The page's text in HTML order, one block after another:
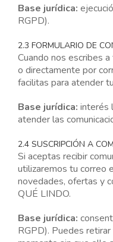
Base jurídica:
RGPD).
2.3 FORMULARIO DE
Cuando nos escribes
o directamente por
facilitas para atender
Base jurídica: interés
atender las
2.4 SUSCRIPCIÓN A
Si aceptas recibir
utilizaremos tu correo
novedades, ofertas y
QUÉ LINDO.
Base jurídica:
RGPD). Puedes